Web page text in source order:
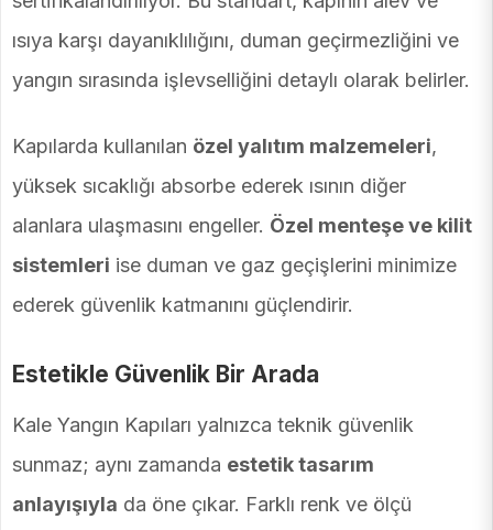
ısıya karşı dayanıklılığını, duman geçirmezliğini ve
yangın sırasında işlevselliğini detaylı olarak belirler.
Kapılarda kullanılan özel yalıtım malzemeleri,
yüksek sıcaklığı absorbe ederek ısının diğer
alanlara ulaşmasını engeller. Özel menteşe ve kilit
sistemleri ise duman ve gaz geçişlerini minimize
ederek güvenlik katmanını güçlendirir.
Estetikle Güvenlik Bir Arada
Kale Yangın Kapıları yalnızca teknik güvenlik
sunmaz; aynı zamanda estetik tasarım
anlayışıyla da öne çıkar. Farklı renk ve ölçü